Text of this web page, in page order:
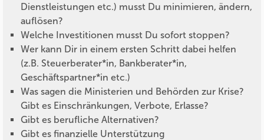
Dienstleistungen etc.) musst Du minimieren, ändern,
auflösen?
Welche Investitionen musst Du sofort stoppen?
Wer kann Dir in einem ersten Schritt dabei helfen
(z.B. Steuerberater*in, Bankberater*in,
Geschäftspartner*in etc.)
Was sagen die Ministerien und Behörden zur Krise?
Gibt es Einschränkungen, Verbote, Erlasse?
Gibt es berufliche Alternativen?
Gibt es finanzielle Unterstützung